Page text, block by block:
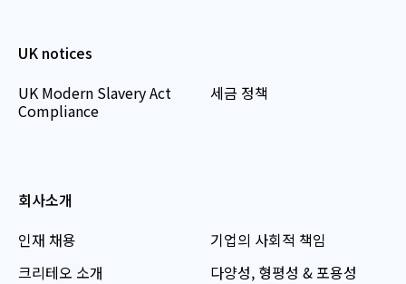
UK notices
UK Modern Slavery Act
Compliance
세금 정책
회사소개
인재 채용
크리테오 소개
기업의 사회적 책임
다양성, 형평성 & 포용성